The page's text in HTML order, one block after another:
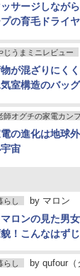
サージしなが
の育毛ドライ
じうまミニレビュー
が混ざりにく
室構造のバッ
師オグチの家電カン
の進化は地球
宙
らし by マロン
マロンの見た男
！こんなはず
らし by qufour（